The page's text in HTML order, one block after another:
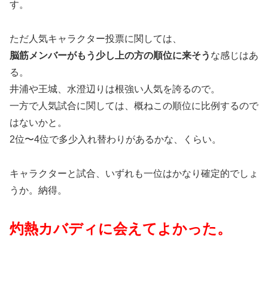
す。
ただ人気キャラクター投票に関しては、
脳筋メンバーがもう少し上の方の順位に来そう な感じはあ
る。
井浦や王城、水澄辺りは根強い人気を誇るので。
一方で人気試合に関しては、概ねこの順位に比例するので
はないかと。
2位〜4位で多少入れ替わりがあるかな、くらい。
キャラクターと試合、いずれも一位はかなり確定的でしょ
うか。納得。
灼熱カバディに会えてよかった。